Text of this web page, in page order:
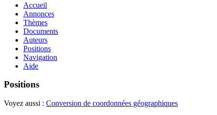
Accueil
Annonces
Thèmes
Documents
Auteurs
Positions
Navigation
Aide
Positions
Voyez aussi : Conversion de coordonnées géographiques